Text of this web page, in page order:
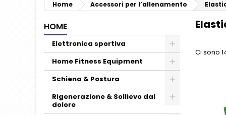
Home Accessori per l’allenamento
HOME
Elettronica sportiva
Home Fitness Equipment
Schiena & Postura
Rigenerazione & Sollievo dal
dolore
Ci sono